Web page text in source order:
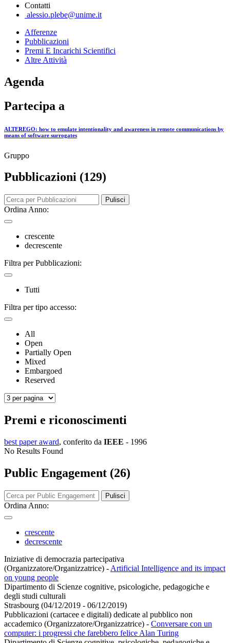
Contatti
alessio.plebe@unime.it
Afferenze
Pubblicazioni
Premi E Incarichi Scientifici
Altre Attività
Agenda
Partecipa a
ALTEREGO: how to emulate intentionality and awareness in remote communications by
means of software surrogates
Gruppo
Pubblicazioni (129)
Pulisci
Ordina Anno:
crescente
decrescente
Filtra per Pubblicazioni:
Tutti
Filtra per tipo accesso:
All
Open
Partially Open
Mixed
Embargoed
Reserved
Premi e riconoscimenti
best paper award, conferito da IEEE - 1996
No Results Found
Public Engagement (26)
Pulisci
Ordina Anno:
crescente
decrescente
Iniziative di democrazia partecipativa
(Organizzatore/Organizzatrice) - Artificial Intelligence and its impact
on young people
Dipartimento di Scienze cognitive, psicologiche, pedagogiche e
degli studi culturali
Strasbourg (04/12/2019 - 06/12/2019)
Pubblicazioni (cartacee e digitali) dedicate al pubblico non
accademico (Organizzatore/Organizzatrice) - Conversare con un
computer: i progressi che farebbero felice Alan Turing